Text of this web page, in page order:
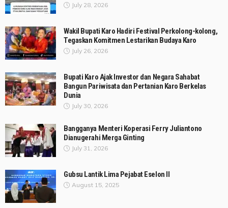
July 28, 2026
Wakil Bupati Karo Hadiri Festival Perkolong-kolong,
Tegaskan Komitmen Lestarikan Budaya Karo
July 26, 2026
Bupati Karo Ajak Investor dan Negara Sahabat
Bangun Pariwisata dan Pertanian Karo Berkelas
Dunia
July 30, 2026
Bangganya Menteri Koperasi Ferry Juliantono
Dianugerahi Merga Ginting
July 31, 2026
Gubsu Lantik Lima Pejabat Eselon II
August 15, 2025